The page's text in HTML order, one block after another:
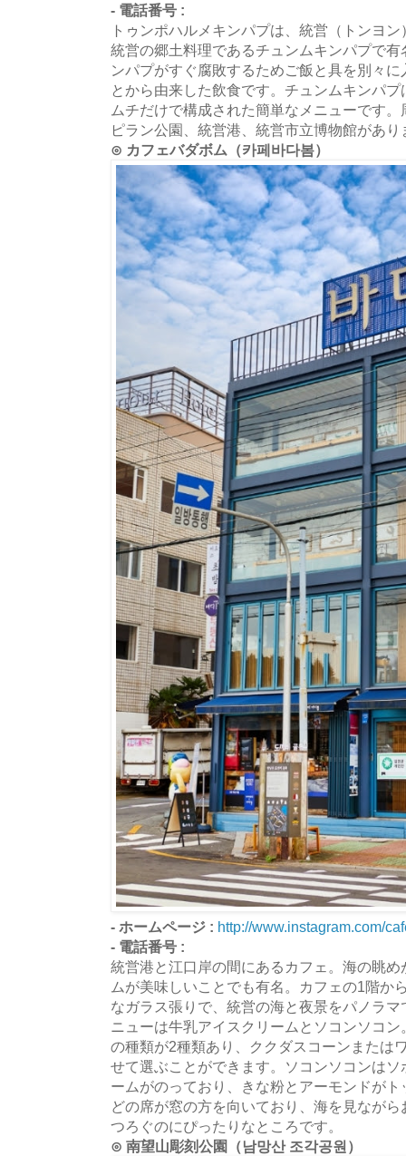
- 電話番号 :
トゥンポハルメキンパプは、統営（トンヨ
統営の郷土料理であるチュンムキンパプで
ンパプがすぐ腐敗するためご飯と具を別々
とから由来した飲食です。チュンムキンパ
ムチだけで構成された簡単なメニューです
ピラン公園、統営港、統営市立博物館があり
⊙ カフェバダボム（카페바다봄）
- ホームページ : http://www.instagram.com/
- 電話番号 :
統営港と江口岸の間にあるカフェ。海の眺
ムが美味しいことでも有名。カフェの1階か
なガラス張りで、統営の海と夜景をパノラ
ニューは牛乳アイスクリームとソコンソコ
の種類が2種類あり、ククダスコーンまたは
せて選ぶことができます。ソコンソコンは
ームがのっており、きな粉とアーモンドが
どの席が窓の方を向いており、海を見なが
つろぐのにぴったりなところです。
⊙ 南望山彫刻公園（남망산 조각공원）